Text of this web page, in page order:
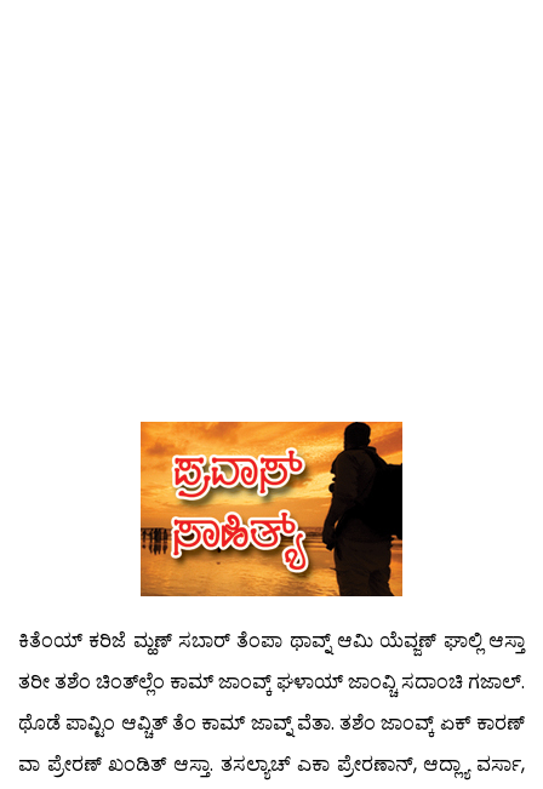
ಕಿತೆಂಯ್ ಕರಿಜೆ ಮ್ಹಣ್ ಸಬಾರ್ ತೆಂಪಾ ಥಾವ್ನ್ ಆಮಿ ಯೆವ್ಜಣ್ ಘಾಲ್ಲಿ ಆಸ್ತಾ
ತರೀ ತಶೆಂ ಚಿಂತ್‍ಲ್ಲೆಂ ಕಾಮ್ ಜಾಂವ್ಕ್ ಘಳಾಯ್ ಜಾಂವ್ಚಿ ಸದಾಂಚಿ ಗಜಾಲ್.
ಥೊಡೆ ಪಾವ್ಟಿಂ ಆವ್ಚಿತ್ ತೆಂ ಕಾಮ್ ಜಾವ್ನ್ ವೆತಾ. ತಶೆಂ ಜಾಂವ್ಕ್ ಏಕ್ ಕಾರಣ್
ವಾ ಪ್ರೇರಣ್ ಖಂಡಿತ್ ಆಸ್ತಾ. ತಸಲ್ಯಾಚ್ ಎಕಾ ಪ್ರೇರಣಾನ್, ಆದ್ಲ್ಯಾ ವರ್ಸಾ,